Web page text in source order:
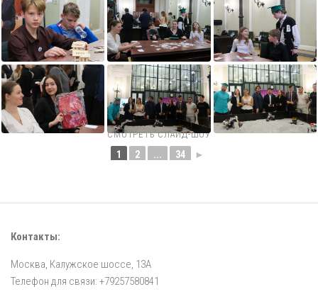
СМОТРЕТЬ СЛАЙД-ШОУ
1 2 ... 34 ►
Контакты:
Москва, Калужское шоссе, 13А
Телефон для связи: +79257580841